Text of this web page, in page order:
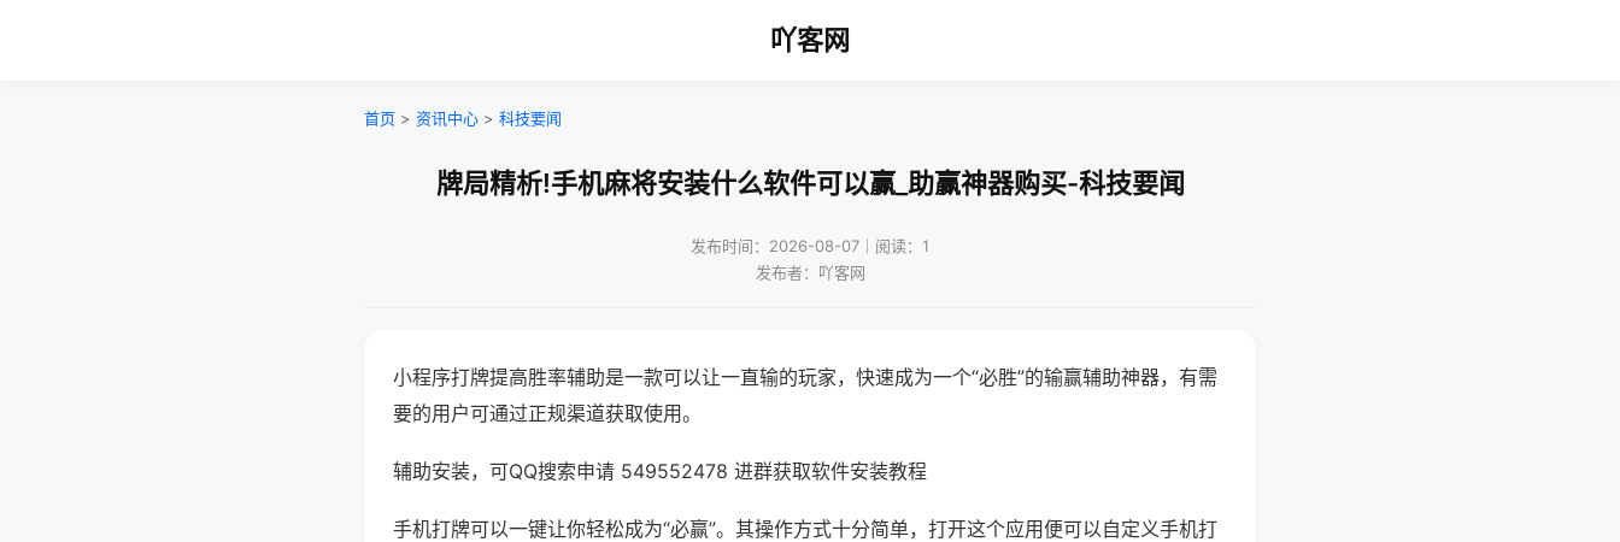
吖客网
首页 > 资讯中心 > 科技要闻
牌局精析!手机麻将安装什么软件可以赢_助赢神器购买-科技要闻
发布时间：2026-08-07｜阅读：1
发布者：吖客网
小程序打牌提高胜率辅助是一款可以让一直输的玩家，快速成为一个“必胜”的输赢辅助神器，有需
要的用户可通过正规渠道获取使用。
辅助安装，可QQ搜索申请 549552478 进群获取软件安装教程
手机打牌可以一键让你轻松成为“必赢”。其操作方式十分简单，打开这个应用便可以自定义手机打